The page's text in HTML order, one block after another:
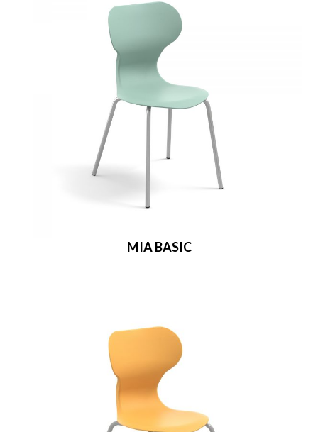
MIA BASIC